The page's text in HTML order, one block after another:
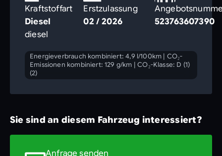
Kraftstoffart
Diesel
Erstzulassung
02 / 2026
523763607390
diesel
Energieverbrauch kombiniert: 4,9 l/100km | CO₂-
Emissionen kombiniert: 129 g/km |CO₂-Klasse: D (1)
(2)
Sie sind an diesem Fahrzeug interessiert?
Anfrage senden